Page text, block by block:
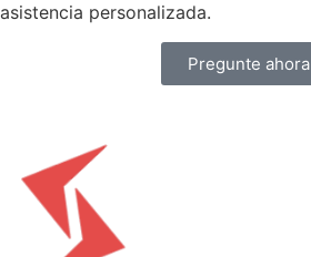
asistencia personalizada.
Pregunte ahora